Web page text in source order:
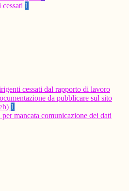
1
cessati dal rapporto di lavoro
da pubblicare sul sito
1
per mancata comunicazione dei dati